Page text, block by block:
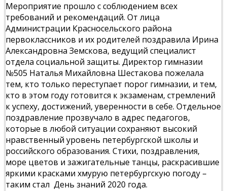
Мероприятие прошло с соблюдением всех
требований и рекомендаций. От лица
Администрации Красносельского района
первоклассников и их родителей поздравила Ирина
Александровна Земскова, ведущий специалист
отдела социальной защиты. Директор гимназии
№505 Наталья Михайловна Шестакова пожелала
тем, кто только переступает порог гимназии, и тем,
кто в этом году готовится к экзаменам, стремлений
к успеху, достижений, уверенности в себе. Отдельное
поздравление прозвучало в адрес педагогов,
которые в любой ситуации сохраняют высокий
нравственный уровень петербургской школы и
российского образования. Стихи, поздравления,
море цветов и зажигательные танцы, раскрасившие
яркими красками хмурую петербургскую погоду –
таким стал День знаний 2020 года.